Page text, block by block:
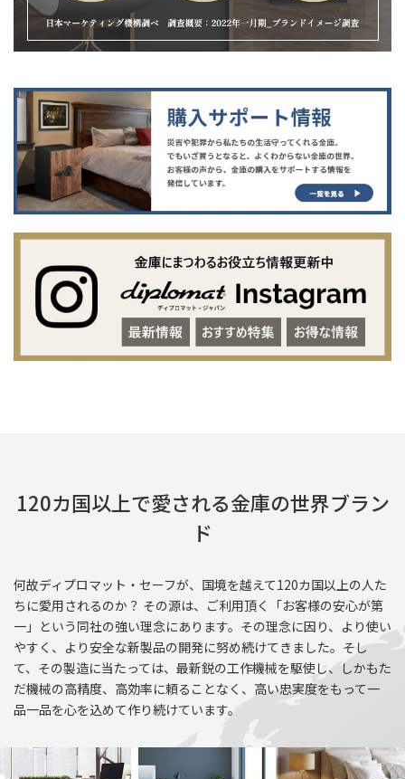
120カ国以上で愛される金庫の世界ブラン
ド
何故ディプロマット・セーフが、国境を越えて120カ国以上の人た
ちに愛用されるのか？ その源は、ご利用頂く「お客様の安心が第
一」という同社の強い理念にあります。その理念に因り、より使い
やすく、より安全な新製品の開発に努め続けてきました。そし
て、その製造に当たっては、最新鋭の工作機械を駆使し、しかもた
だ機械の高精度、高効率に頼ることなく、高い忠実度をもって一
品一品を心を込めて作り続けています。